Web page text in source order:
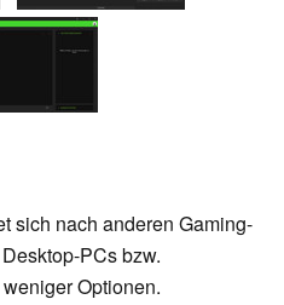
sich nach anderen Gaming-
PCs bzw.
Optionen.